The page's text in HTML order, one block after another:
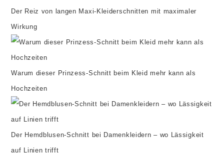
Der Reiz von langen Maxi-Kleiderschnitten mit maximaler
Wirkung
Warum dieser Prinzess-Schnitt beim Kleid mehr kann als
Hochzeiten
Der Hemdblusen-Schnitt bei Damenkleidern – wo Lässigkeit
auf Linien trifft